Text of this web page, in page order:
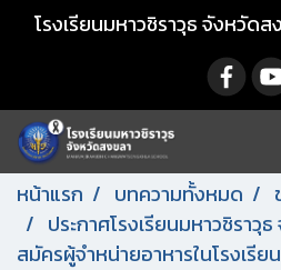
โรงเรียนมหาวชิราวุธ จังหวัด
หน้าแรก บทความทั้งหมด
ประกาศโรงเรียนมหาวชิราวุ
สมัครผู้จำหน่ายอาหารในโรงเรี